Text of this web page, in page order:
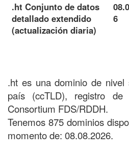
.ht Conjunto de datos
detallado extendido
(actualización diaria)
6
.ht es una dominio de nivel
país (ccTLD), registro de
Consortium FDS/RDDH.
Tenemos 875 dominios
momento de: 08.08.2026.